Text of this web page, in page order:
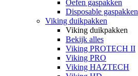
Oefen gaspakken
Disposable gaspakken
Viking duikpakken
Viking duikpakken
Bekijk alles
Viking PROTECH II
Viking PRO
Viking HAZTECH